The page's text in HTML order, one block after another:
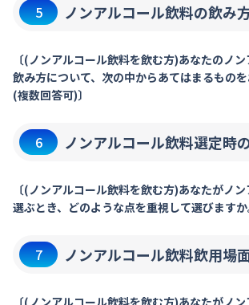
5 ノンアルコール飲料の飲み
〔(ノンアルコール飲料を飲む方)あなたのノ
飲み方について、次の中からあてはまるものを
(複数回答可)〕
6 ノンアルコール飲料選定時
〔(ノンアルコール飲料を飲む方)あなたがノ
選ぶとき、どのような点を重視して選びますか
7 ノンアルコール飲料飲用場